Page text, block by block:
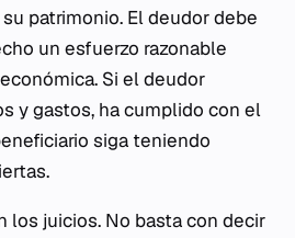
patrimonio. El deudor debe
un esfuerzo razonable
Si el deudor
y gastos, ha cumplido con el
siga teniendo
los juicios. No basta con decir